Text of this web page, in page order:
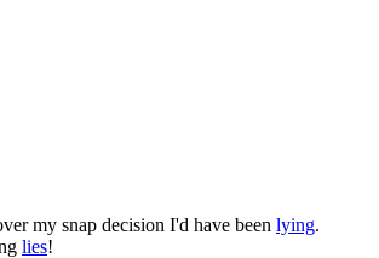
my snap decision I'd have been lying.
lies!